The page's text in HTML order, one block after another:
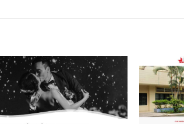
lồ được kiểm duyệt bởi các nhân viên và